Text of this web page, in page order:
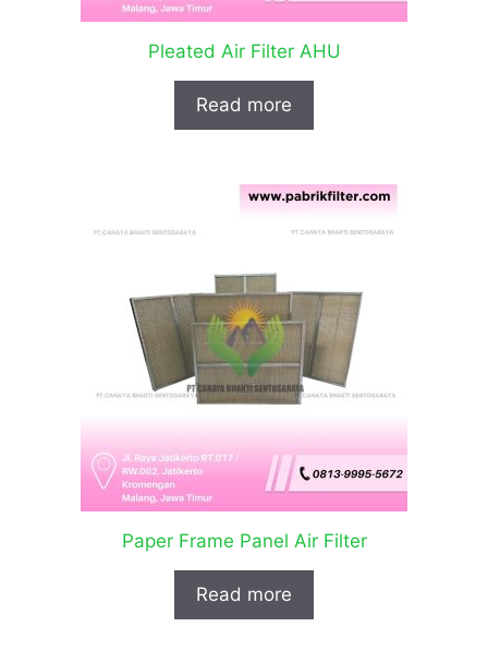
Pleated Air Filter AHU
Read more
Paper Frame Panel Air Filter
Read more